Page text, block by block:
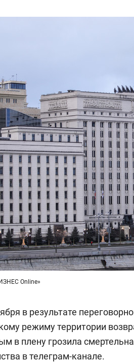
Online»
в результате
режиму территории
в плену грозила
в телеграм-канале.
и Face
какой будет
«Нова»
природе,
с